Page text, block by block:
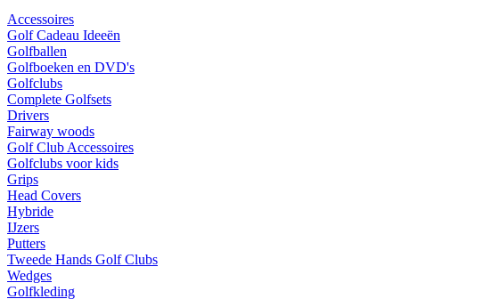
Accessoires
Golf Cadeau Ideeën
Golfballen
Golfboeken en DVD's
Golfclubs
Complete Golfsets
Drivers
Fairway woods
Golf Club Accessoires
Golfclubs voor kids
Grips
Head Covers
Hybride
IJzers
Putters
Tweede Hands Golf Clubs
Wedges
Golfkleding